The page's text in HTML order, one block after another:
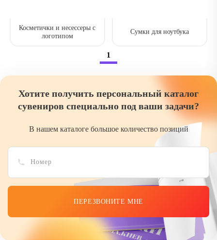
Косметички и несессеры с
логотипом
Сумки для ноутбука
1
Хотите получить персональный каталог
сувениров специально под ваши задачи?
В нашем каталоге большое количество позиций
ПЕРЕЗВОНИТЕ МНЕ